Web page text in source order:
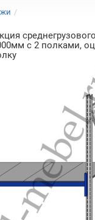
с 2 полками,